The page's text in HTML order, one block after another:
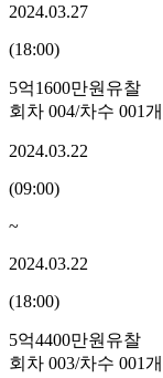
2024.03.27
(18:00)
5억1600만원 유찰
회차 004/차수 001
2024.03.22
(09:00)
~
2024.03.22
(18:00)
5억4400만원 유찰
회차 003/차수 001